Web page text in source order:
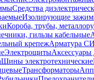
Средства
Изолирующие
Короба, трубы,
гильзы кабельные
крепежАрматура
ЭлектрощитыАксессуары
Шины электротехнические
Трансформаторы